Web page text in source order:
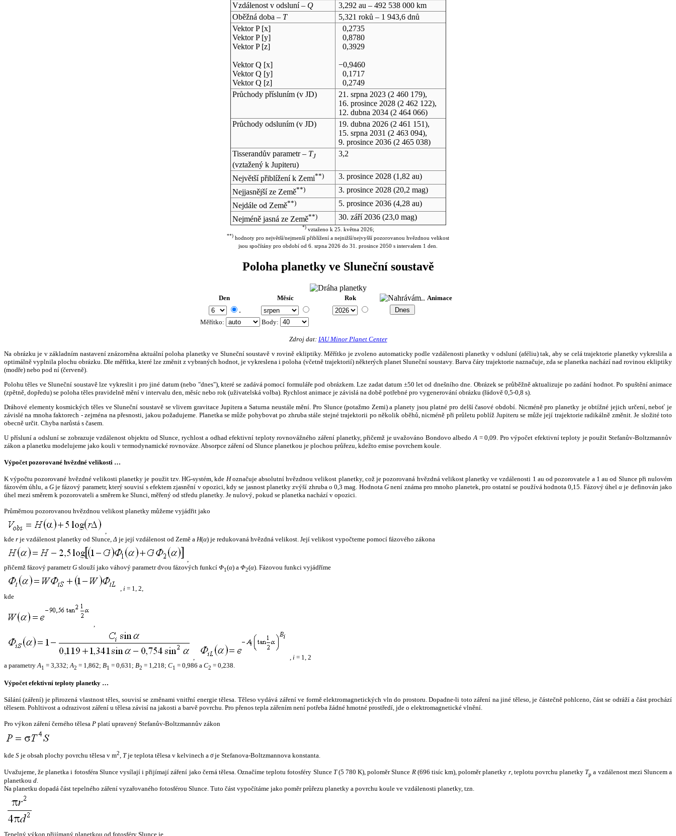
Vzdálenost v odsluní – Q
3,292 au – 492 538 000 km
Oběžná doba – T
5,321 roků – 1 943,6 dnů
Vektor P [x]
Vektor P [y]
Vektor P [z]
Vektor Q [x]
Vektor Q [y]
Vektor Q [z]
0,2735
0,8780
0,3929
−0,9460
0,1717
0,2749
Průchody přísluním (v JD) 21. srpna 2023(2 460 179),
16. prosince 2028(2 462 122),
12. dubna 2034(2 464 066)
Průchody odsluním (v JD) 19. dubna 2026(2 461 151),
15. srpna 2031 (2 463 094),
9. prosince 2036(2 465 038)
Tisserandův parametr – TJ
(vztažený k Jupiteru)
3,2
Největší přiblížení k Zemi**) 3. prosince 2028(1,82 au)
Nejjasnější ze Země**) 3. prosince 2028(20,2 mag)
Nejdále od Země**) 5. prosince 2036(4,28 au)
Nejméně jasná ze Země**) 30. září 2036(23,0 mag)
*)vztaženo k 25. května 2026;
**) hodnoty pro největší/nejmenší přiblížení a nejnižší/nejvyšší pozorovanou hvězdnou velikost
jsou spočítány pro období od 6. srpna 2026 do 31. prosince 2050 s intervalem 1 den.
Poloha planetky ve Sluneční soustavě
Den Měsíc Rok Animace
.
Měřítko: Body:
Zdroj dat: IAU Minor Planet Center
Na obrázku je v základním nastavení znázorněna aktuální poloha planetky ve Sluneční soustavě v rovině ekliptiky. Měřítko je zvoleno automaticky podle vzdálenosti planetky v odsluní (aféliu) tak, aby se celá trajektorie planetky vykreslila a
optimálně vyplnila plochu obrázku. Dle měřítka, které lze změnit z vybraných hodnot, je vykreslena i poloha (včetně trajektorií) některých planet Sluneční soustavy. Barva čáry trajektorie naznačuje, zda se planetka nachází nad rovinou ekliptiky
(modře) nebo pod ní (červeně).
Polohu těles ve Sluneční soustavě lze vykreslit i pro jiné datum (nebo "dnes"), které se zadává pomocí formuláře pod obrázkem. Lze zadat datum ±50 let od dnešního dne. Obrázek se průběžně aktualizuje po zadání hodnot. Po spuštění animace
(zpětně, dopředu) se poloha těles pravidelně mění v intervalu den, měsíc nebo rok (uživatelská volba). Rychlost animace je závislá na době potřebné pro vygenerování obrázku (řádově 0,5-0,8 s).
Dráhové elementy kosmických těles ve Sluneční soustavě se vlivem gravitace Jupitera a Saturna neustále mění. Pro Slunce (potažmo Zemi) a planety jsou platné pro delší časové období. Nicméně pro planetky je obtížné jejich určení, neboť je
závislé na mnoha faktorech - zejména na přesnosti, jakou požadujeme. Planetka se může pohybovat po zhruba stále stejné trajektorii po několik oběhů, nicméně při průletu poblíž Jupiteru se může její trajektorie radikálně změnit. Je složité toto
obecně určit. Chyba narůstá s časem.
U přísluní a odsluní se zobrazuje vzdálenost objektu od Slunce, rychlost a odhad efektivní teploty rovnovážného záření planetky, přičemž je uvažováno Bondovo albedo A = 0,09. Pro výpočet efektivní teploty je použit Stefanův-Boltzmannův
zákon a planetku modelujeme jako kouli v termodynamické rovnováze. Absorpce záření od Slunce planetkou je plochou průřezu, kdežto emise povrchem koule.
Výpočet pozorované hvězdné velikosti …
K výpočtu pozorované hvězdné velikosti planetky je použit tzv. HG-systém, kde Hoznačuje absolutní hvězdnou velikost planetky, což je pozorovaná hvězdná velikost planetky ve vzdálenosti 1 au od pozorovatele a 1 au od Slunce při nulovém
fázovém úhlu, a Gje fázový parametr, který souvisí s efektem zjasnění v opozici, kdy se jasnost planetky zvýší zhruba o 0,3 mag. HodnotaG není známa pro mnoho planetek, pro ostatní se používá hodnota 0,15. Fázový úhelα je definován jako
úhel mezi směrem k pozorovateli a směrem ke Slunci, měřený od středu planetky. Je nulový, pokud se planetka nachází v opozici.
Průměrnou pozorovanou hvězdnou velikost planetky můžeme vyjádřit jako
,
kde r je vzdálenost planetky od Slunce,Δ je její vzdálenost od Země a H(α) je redukovaná hvězdná velikost. Její velikost vypočteme pomocí fázového zákona
,
přičemž fázový parametrG slouží jako váhový parametr dvou fázových funkcí Φ1(α) a Φ2(α). Fázovou funkci vyjádříme
, i = 1, 2,
kde
,
, , i = 1, 2
a parametryA1 = 3,332;A2 = 1,862; B1 = 0,631; B2 = 1,218; C1 = 0,986 a C2 = 0,238.
Výpočet efektivní teploty planetky …
Sálání (záření) je přirozená vlastnost těles, souvisí se změnami vnitřní energie tělesa. Těleso vydává záření ve formě elektromagnetických vln do prostoru. Dopadne-li toto záření na jiné těleso, je částečně pohlceno, část se odráží a část prochází
tělesem. Pohltivost a odrazivost záření u tělesa závisí na jakosti a barvě povrchu. Pro přenos tepla zářením není potřeba žádné hmotné prostředí, jde o elektromagnetické vlnění.
Pro výkon záření černého tělesa P platí upravený Stefanův-Boltzmannův zákon
kde S je obsah plochy povrchu tělesa v m2, Tje teplota tělesa v kelvinech a σje Stefanova-Boltzmannova konstanta.
Uvažujeme, že planetka i fotosféra Slunce vysílají i přijímají záření jako černá tělesa. Označíme teplotu fotosféry Slunce T(5 780 K), poloměr Slunce R(696 tisíc km), poloměr planetky r, teplotu povrchu planetky Tp a vzdálenost mezi Sluncem a
planetkou d.
Na planetku dopadá část tepelného záření vyzařovaného fotosférou Slunce. Tuto část vypočítáme jako poměr průřezu planetky a povrchu koule ve vzdálenosti planetky, tzn.
Tepelný výkon přijímaný planetkou od fotosféry Slunce je